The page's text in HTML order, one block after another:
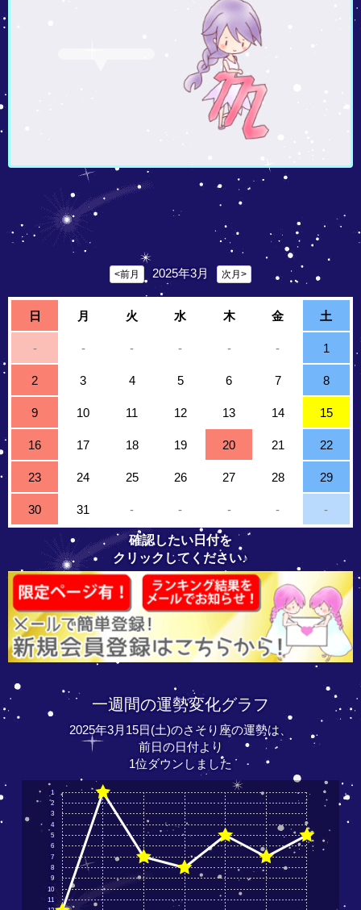
<前月 2025年3月 次月>
日 月 火 水 木 金 土
- - - - - - 1
2 3 4 5 6 7 8
9 10 11 12 13 14 15
16 17 18 19 20 21 22
23 24 25 26 27 28 29
30 31 - - - - -
確認したい日付を
クリックしてください♪
一週間の運勢変化グラフ
2025年3月15日(土)のさそり座の運勢は、
前日の日付より
1位ダウンしました
11
10
9
8
7
6
5
4
3
2
1